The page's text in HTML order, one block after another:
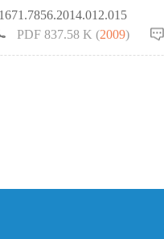
PDF 837.58 K (2009)